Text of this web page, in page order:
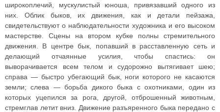
широкоплечий, мускулистый юноша, привязавший одного из
них. Облик быков, их движения, как и детали пейзажа,
свидетельствуют о наблюдательности художника и его высоком
мастерстве. Сцены на втором кубке полны стремительного
движения. В центре бык, попавший в расставленную сеть и
делающий отчаянные усилия, чтобы спастись: он
выворачивается всем телом и судорожно вытягивает шею;
справа — быстро убегающий бык, ноги которого не касаются
земли; слева — борьба дикого быка с охотниками, один из
которых уцепился за рога, другой, отброшенный животным,
стремглав летит вниз. Движение разъяренного быка передано с